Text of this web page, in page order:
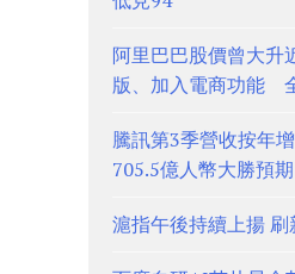
阿里巴巴股價曾大
版、加入電商功能
騰訊第3季營收按年
705.5億人幣大勝預期
滬指午後持續上揚